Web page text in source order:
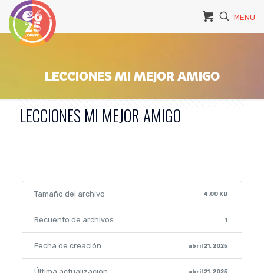
MENU
LECCIONES MI MEJOR AMIGO
LECCIONES MI MEJOR AMIGO
Tamaño del archivo 4.00 KB
Recuento de archivos 1
Fecha de creación abril 21, 2025
abril 21, 2025